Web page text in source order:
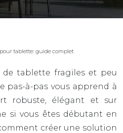
tablette: guide complet
de tablette fragiles et peu
pas-à-pas vous apprend à
robuste, élégant et sur
si vous êtes débutant en
créer une solution